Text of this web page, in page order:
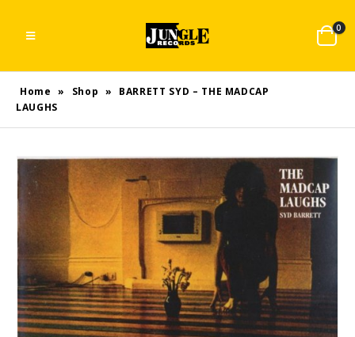
0
Home » Shop »
BARRETT SYD – THE MADCAP
LAUGHS